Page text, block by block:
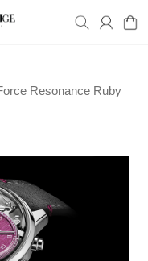
Resonance Ruby